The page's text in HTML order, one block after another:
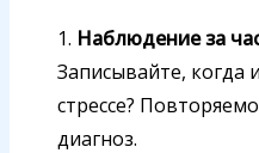
1. Наблюдение за
Записывайте, когда
стрессе?
диагноз.